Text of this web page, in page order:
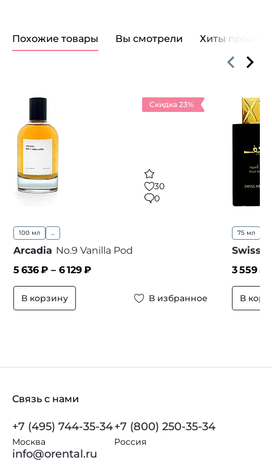
Похожие товары Вы смотрели Хиты продаж
Скидка 23%
30
0
100 мл
Arcadia No.9 Vanilla Pod
5 636₽ – 6 129₽
В корзину В избранное
75 мл
Swiss
3 559₽
В
Связь с нами
+7 (495) 744-35-34
Москва
+7 (800) 250-35-34
Россия
info@orental.ru